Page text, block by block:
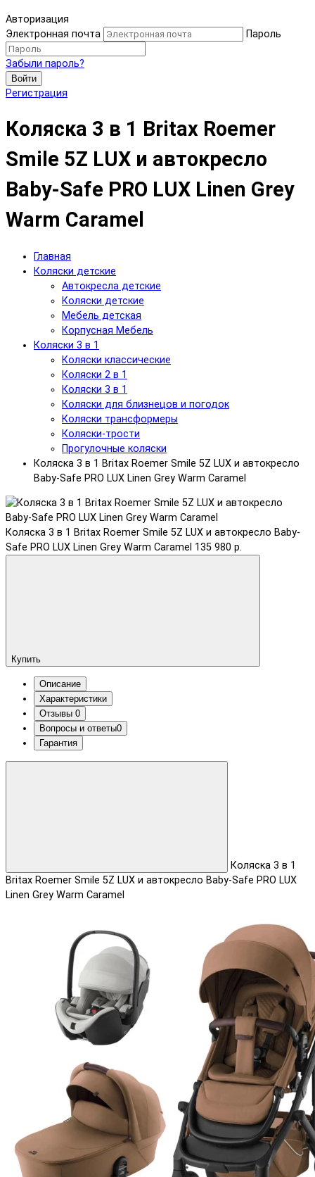
Авторизация
Электронная почта
Пароль
Забыли пароль?
Войти
Регистрация
Коляска 3 в 1 Britax Roemer
Smile 5Z LUX и автокресло
Baby-Safe PRO LUX Linen Grey
Warm Caramel
Главная
Коляски детские
Автокресла детские
Коляски детские
Мебель детская
Корпусная Мебель
Коляски 3 в 1
Коляски классические
Коляски 2 в 1
Коляски 3 в 1
Коляски для близнецов и погодок
Коляски трансформеры
Коляски-трости
Прогулочные коляски
Коляска 3 в 1 Britax Roemer Smile 5Z LUX и автокресло
Baby-Safe PRO LUX Linen Grey Warm Caramel
Коляска 3 в 1 Britax Roemer Smile 5Z LUX и автокресло Baby-
Safe PRO LUX Linen Grey Warm Caramel 135 980 р.
Купить
Описание
Характеристики
Отзывы 0
Вопросы и ответы0
Гарантия
Коляска 3 в 1
Britax Roemer Smile 5Z LUX и автокресло Baby-Safe PRO LUX
Linen Grey Warm Caramel